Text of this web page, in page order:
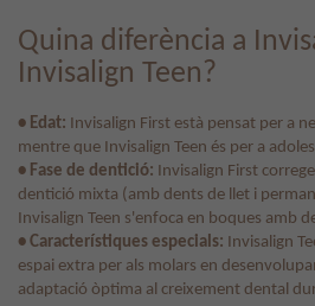
Quina diferència a
Invisalign Teen?
• Edat: Invisalign First està pensat per a
mentre que Invisalign Teen és per a
• Fase de dentició: Invisalign First
dentició mixta (amb dents de llet i
Invisalign Teen s'enfoca en boques amb
• Característiques especials: Invisalign
espai extra per als molars en
adaptació òptima al creixement dental